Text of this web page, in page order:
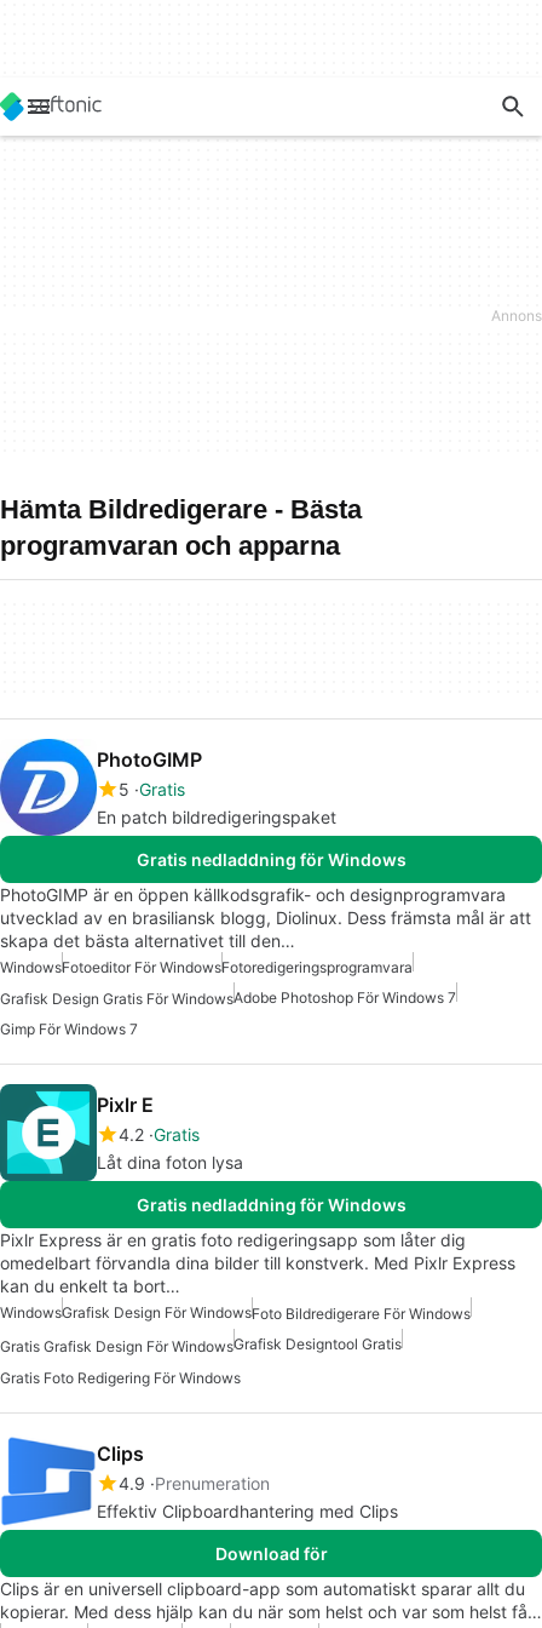
Hämta Bildredigerare - Bästa
programvaran och apparna
PhotoGIMP
5 Gratis
En patch bildredigeringspaket
Gratis nedladdning för Windows
PhotoGIMP är en öppen källkodsgrafik- och designprogramvara
utvecklad av en brasiliansk blogg, Diolinux. Dess främsta mål är att
skapa det bästa alternativet till den…
WindowsFotoeditor För WindowsFotoredigeringsprogramvara
Grafisk Design Gratis För WindowsAdobe Photoshop För Windows 7
Gimp För Windows 7
Pixlr E
4.2 Gratis
Låt dina foton lysa
Gratis nedladdning för Windows
Pixlr Express är en gratis foto redigeringsapp som låter dig
omedelbart förvandla dina bilder till konstverk. Med Pixlr Express
kan du enkelt ta bort…
WindowsGrafisk Design För WindowsFoto Bildredigerare För Windows
Gratis Grafisk Design För WindowsGrafisk Designtool Gratis
Gratis Foto Redigering För Windows
Clips
4.9 Prenumeration
Effektiv Clipboardhantering med Clips
Download för
Clips är en universell clipboard-app som automatiskt sparar allt du
kopierar. Med dess hjälp kan du när som helst och var som helst få…